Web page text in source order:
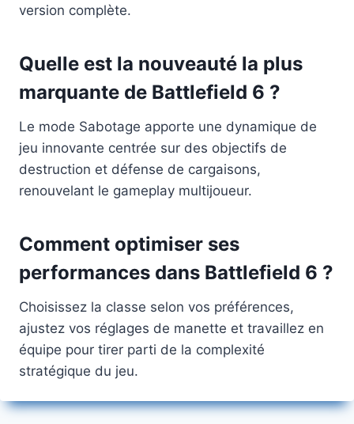
version complète.
Quelle est la nouveauté la plus
marquante de Battlefield 6 ?
Le mode Sabotage apporte une dynamique de
jeu innovante centrée sur des objectifs de
destruction et défense de cargaisons,
renouvelant le gameplay multijoueur.
Comment optimiser ses
performances dans Battlefield 6 ?
Choisissez la classe selon vos préférences,
ajustez vos réglages de manette et travaillez en
équipe pour tirer parti de la complexité
stratégique du jeu.